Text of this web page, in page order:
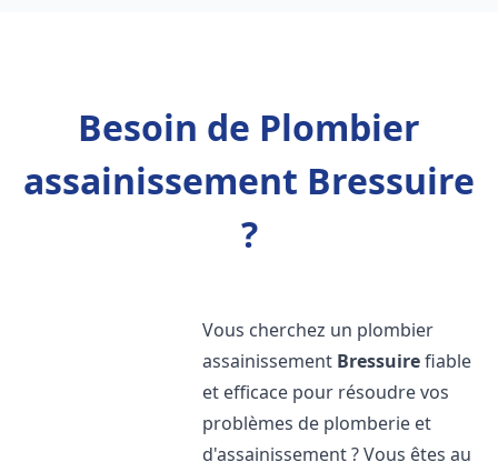
Besoin de Plombier
assainissement Bressuire
?
Vous cherchez un plombier
assainissement Bressuirefiable
et efficace pour résoudre vos
problèmes de plomberie et
d'assainissement ? Vous êtes au